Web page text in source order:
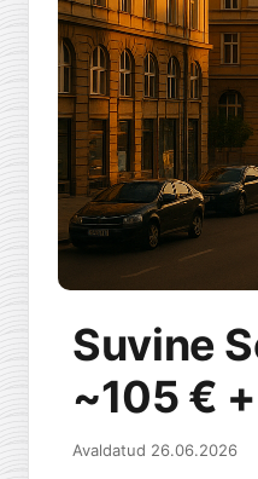
Suvine
~105 €
Avaldatud 26.06.2026